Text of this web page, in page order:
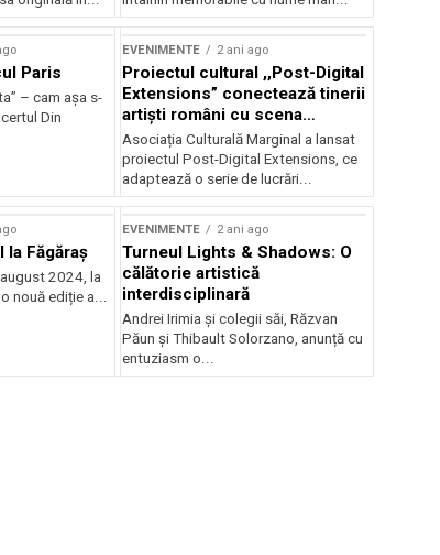
Paris
– cam așa s-
Din
EVENIMENTE 2 ani ago
Proiectul cultural ,,Post-Digital
Extensions” conectează tinerii
artiști români cu scena
internațională
Asociația Culturală Marginal a lansat
proiectul Post-Digital Extensions, ce
adaptează o serie de lucrări...
la Făgăraș
2024, la
nouă ediție a...
EVENIMENTE 2 ani ago
Turneul Lights & Shadows: O
călătorie artistică
interdisciplinară
Andrei Irimia și colegii săi, Răzvan
Păun și Thibault Solorzano, anunță cu
entuziasm o...